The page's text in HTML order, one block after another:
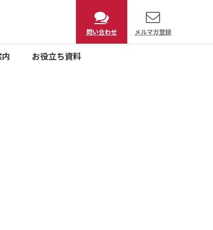
問い合わせ メルマガ登録
お役立ち資料